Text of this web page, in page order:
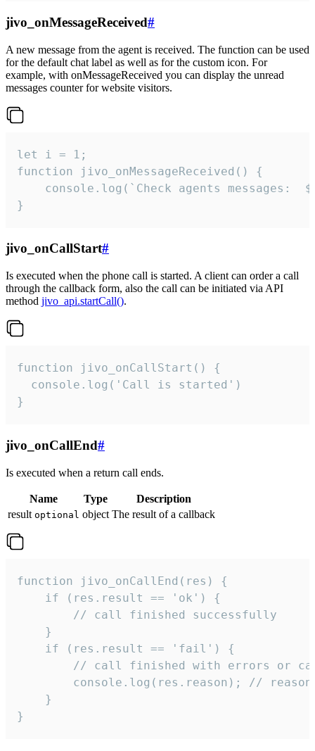
jivo_onMessageReceived#
A new message from the agent is received. The function can be used
for the default chat label as well as for the custom icon. For
example, with onMessageReceived you can display the unread
messages counter for website visitors.
let i = 1;
function jivo_onMessageReceived() {
}
jivo_onCallStart#
Is executed when the phone call is started. A client can order a call
through the callback form, also the call can be initiated via API
method jivo_api.startCall().
function jivo_onCallStart() {
  console.log('Call is started')
}
jivo_onCallEnd#
Is executed when a return call ends.
Name Type
Description
result optional object The result of a callback
function jivo_onCallEnd(res) {
    if (res.result == 'ok') {
        // call finished successfully
    }
    if (res.result == 'fail') {
// call finished with errors or
console.log(res.reason); //
    }
}